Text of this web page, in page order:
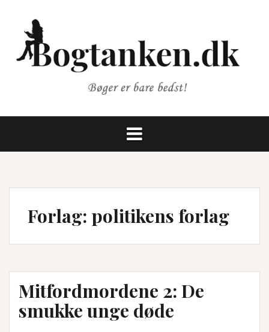
indhold
Forlag: politikens forlag
Mitfordmordene 2: De
smukke unge døde